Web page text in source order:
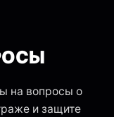
на вопросы о
и защите